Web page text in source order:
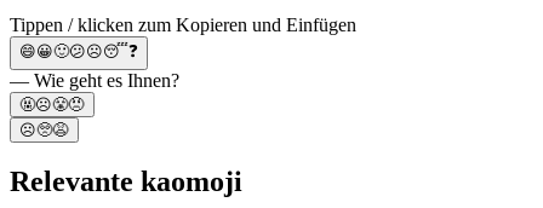
Tippen / klicken zum Kopieren und Einfügen
😄😀🙂😕☹️😴❓
— Wie geht es Ihnen?
🤬☹️😤😠
☹️🥺😩
Relevante kaomoji